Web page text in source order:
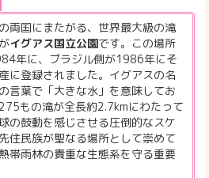
両国にまたがる、世界最大級の滝
イグアス国立公園です。この場所
年に、ブラジル側が1986年にそ
に登録されました。イグアスの名
言葉で「大きな水」を意味してお
もの滝が全長約2.7kmにわたって
の鼓動を感じさせる圧倒的なスケ
住民族が聖なる場所として崇めて
帯雨林の貴重な生態系を守る重要